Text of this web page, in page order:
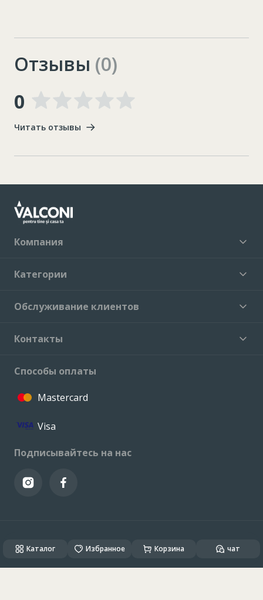
Отзывы (0)
0
Читать отзывы
Компания
Категории
Обслуживание клиентов
Контакты
Способы оплаты
Mastercard
Visa
Подписывайтесь на нас
Created & Powered by ALSO DEV
Каталог Избранное Корзина чат